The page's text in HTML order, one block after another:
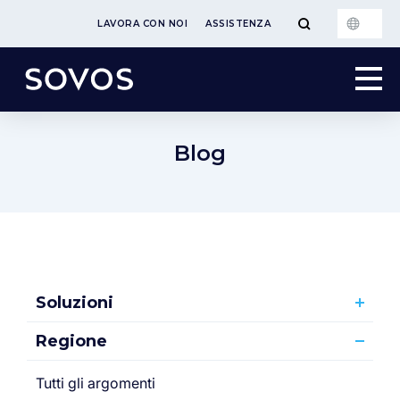
LAVORA CON NOI ASSISTENZA
Blog
Soluzioni
Regione
Tutti gli argomenti